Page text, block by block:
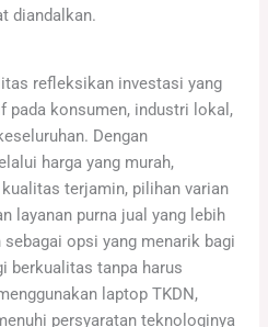
diandalkan.
refleksikan investasi yang
pada konsumen, industri lokal,
Dengan
harga yang murah,
terjamin, pilihan varian
layanan purna jual yang lebih
sebagai opsi yang menarik bagi
berkualitas tanpa harus
laptop TKDN,
persyaratan teknologinya